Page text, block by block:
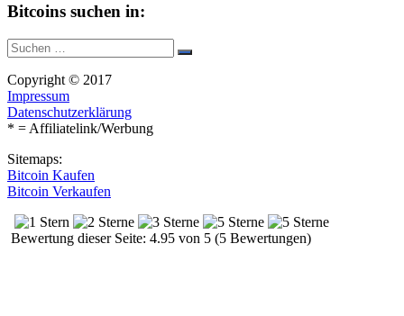
Bitcoins suchen in:
Suche
nach:
Suchen
Copyright © 2017
Impressum
Datenschutzerklärung
* = Affiliatelink/Werbung
Sitemaps:
Bitcoin Kaufen
Bitcoin Verkaufen
Bewertung dieser Seite: 4.95 von 5 (5 Bewertungen)